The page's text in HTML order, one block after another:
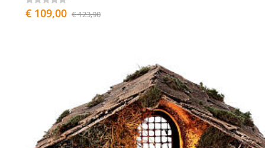
€ 109,00 € 123,90